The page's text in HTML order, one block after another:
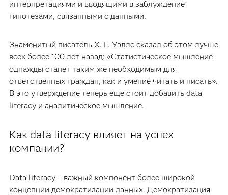
интерпретациями и вводящими в заблуждение
гипотезами, связанными с данными.
Знаменитый писатель Х. Г. Уэллс сказал об этом лучше
всех более 100 лет назад: «Статистическое мышление
однажды станет таким же необходимым для
ответственных граждан, как и умение читать и писать».
В это утверждение теперь еще стоит добавить data
literacy и аналитическое мышление.
Как data literacy влияет на успех
компании?
Data literacy – важный компонент более широкой
концепции демократизации данных. Демократизация